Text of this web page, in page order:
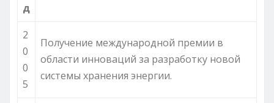
д
2
0
0
5
Получение международной премии в
области инноваций за разработку новой
системы хранения энергии.